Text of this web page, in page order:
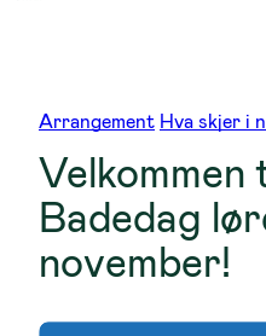
Arrangement Hva skjer i
Velkommen
Badedag
november!